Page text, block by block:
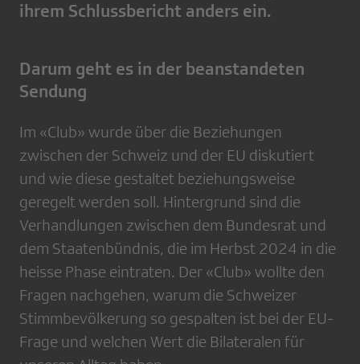
ihrem Schlussbericht anders ein.
Darum geht es in der beanstandeten
Sendung
Im «Club» wurde über die Beziehungen
zwischen der Schweiz und der EU diskutiert
und wie diese gestaltet beziehungsweise
geregelt werden soll. Hintergrund sind die
Verhandlungen zwischen dem Bundesrat und
dem Staatenbündnis, die im Herbst 2024 in die
heisse Phase eintraten. Der «Club» wollte den
Fragen nachgehen, warum die Schweizer
Stimmbevölkerung so gespalten ist bei der EU-
Frage und welchen Wert die Bilateralen für